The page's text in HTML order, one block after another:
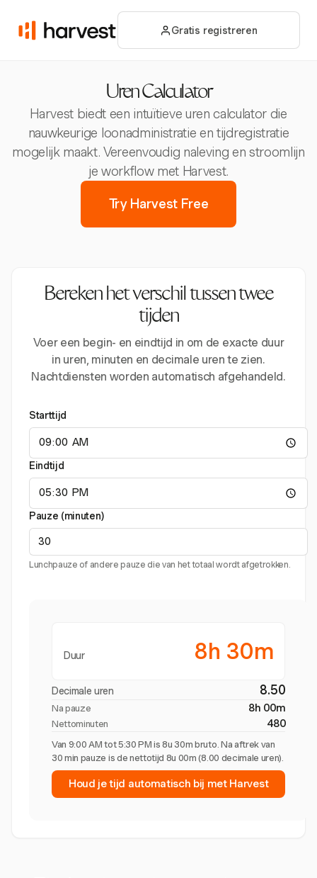
Gratis registreren
Uren Calculator
Harvest biedt een intuïtieve uren calculator die
nauwkeurige loonadministratie en tijdregistratie
mogelijk maakt. Vereenvoudig naleving en stroomlijn
je workflow met Harvest.
Try Harvest Free
Bereken het verschil tussen twee
tijden
Voer een begin- en eindtijd in om de exacte duur
in uren, minuten en decimale uren te zien.
Nachtdiensten worden automatisch afgehandeld.
Starttijd
Eindtijd
Pauze (minuten)
Lunchpauze of andere pauze die van het totaal wordt afgetrokken.
Duur 8h 30m
Decimale uren 8.50
Na pauze 8h 00m
Nettominuten 480
Van 9:00 AM tot 5:30 PM is 8u 30m bruto. Na aftrek van
30 min pauze is de nettotijd 8u 00m (8.00 decimale uren).
Houd je tijd automatisch bij met Harvest